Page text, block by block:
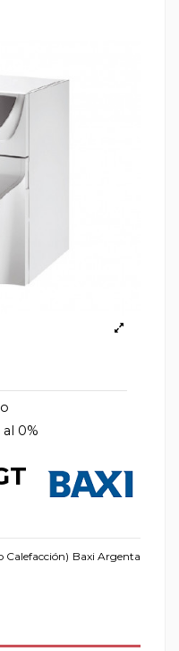
0%
Calefacción) Baxi Argenta